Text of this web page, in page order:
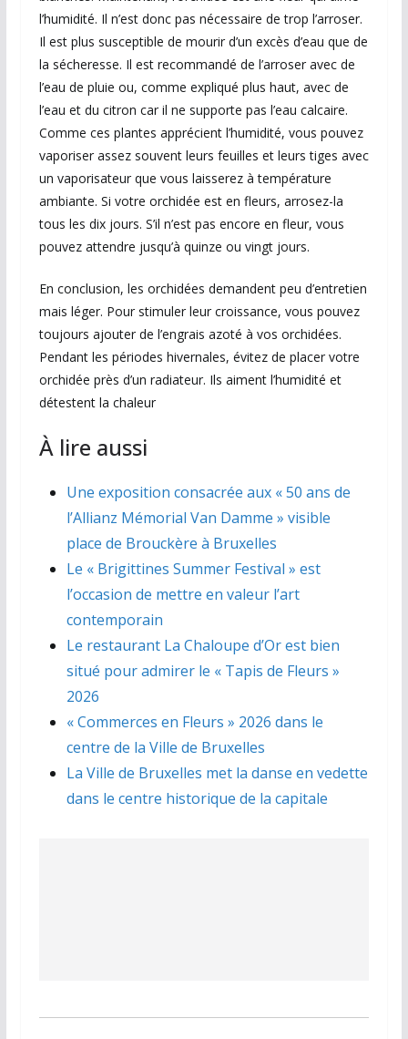
l’humidité. Il n’est donc pas nécessaire de trop l’arroser.
Il est plus susceptible de mourir d’un excès d’eau que de
la sécheresse. Il est recommandé de l’arroser avec de
l’eau de pluie ou, comme expliqué plus haut, avec de
l’eau et du citron car il ne supporte pas l’eau calcaire.
Comme ces plantes apprécient l’humidité, vous pouvez
vaporiser assez souvent leurs feuilles et leurs tiges avec
un vaporisateur que vous laisserez à température
ambiante. Si votre orchidée est en fleurs, arrosez-la
tous les dix jours. S’il n’est pas encore en fleur, vous
pouvez attendre jusqu’à quinze ou vingt jours.
En conclusion, les orchidées demandent peu d’entretien
mais léger. Pour stimuler leur croissance, vous pouvez
toujours ajouter de l’engrais azoté à vos orchidées.
Pendant les périodes hivernales, évitez de placer votre
orchidée près d’un radiateur. Ils aiment l’humidité et
détestent la chaleur
À lire aussi
Une exposition consacrée aux « 50 ans de
l’Allianz Mémorial Van Damme » visible
place de Brouckère à Bruxelles
Le « Brigittines Summer Festival » est
l’occasion de mettre en valeur l’art
contemporain
Le restaurant La Chaloupe d’Or est bien
situé pour admirer le « Tapis de Fleurs »
2026
« Commerces en Fleurs » 2026 dans le
centre de la Ville de Bruxelles
La Ville de Bruxelles met la danse en vedette
dans le centre historique de la capitale